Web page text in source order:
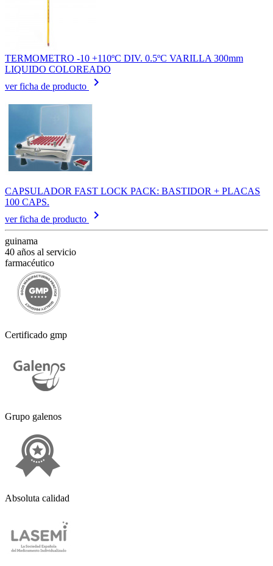
TERMOMETRO -10 +110ºC DIV. 0.5ºC VARILLA 300mm
LIQUIDO COLOREADO
ver ficha de producto
keyboard_arrow_right
CAPSULADOR FAST LOCK PACK: BASTIDOR + PLACAS
100 CAPS.
ver ficha de producto
keyboard_arrow_right
guinama
40 años al servicio
farmacéutico
Certificado gmp
Grupo galenos
Absoluta calidad